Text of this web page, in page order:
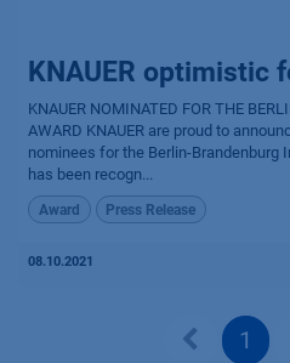
KNAUER optimistic
KNAUER NOMINATED FOR THE
AWARD KNAUER are proud to
nominees for the Berlin-Brandenburg
has been recogn...
Award Press Release
08.10.2021
1